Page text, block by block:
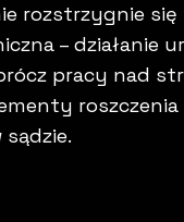
rozstrzygnie
– działanie
pracy nad
roszczenia